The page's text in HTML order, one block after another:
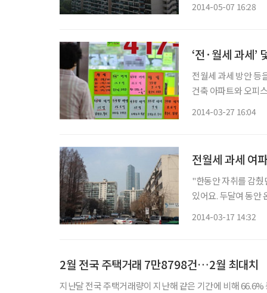
2014-05-07 16:28
‘전·월세 과세’
전월세 과세 방안 등
건축 아파트와 오피
2014-03-27 16:04
전월세 과세 여
"한동안 자취를 감췄
있어요. 두달여 동안 온탕과 냉탕
2014-03-17 14:32
2월 전국 주택거래 7만8798건…2월 최대치
지난달 전국 주택거래량이 지난해 같은 기간에 비해